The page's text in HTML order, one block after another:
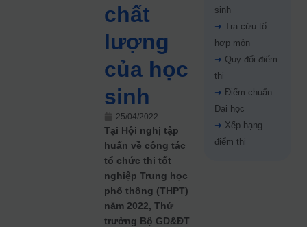
chất
lượng
của học
sinh
25/04/2022
Tại Hội nghị tập
huấn về công tác
tổ chức thi tốt
nghiệp Trung học
phổ thông (THPT)
năm 2022, Thứ
trưởng Bộ GD&ĐT
sinh
➜ Tra cứu tổ
hợp môn
➜ Quy đổi điểm
thi
➜ Điểm chuẩn
Đại học
➜ Xếp hạng
điểm thi